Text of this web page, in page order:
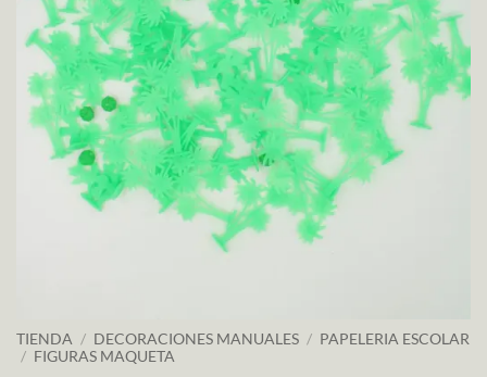
TIENDA / DECORACIONES MANUALES / PAPELERIA ESCOLAR
/ FIGURAS MAQUETA